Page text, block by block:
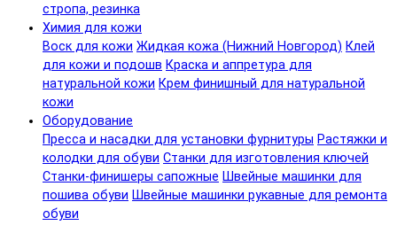
стропа, резинка
Химия для кожи
Воск для кожи Жидкая кожа (Нижний Новгород) Клей
для кожи и подошв Краска и аппретура для
натуральной кожи Крем финишный для натуральной
кожи
Оборудование
Пресса и насадки для установки фурнитуры Растяжки и
колодки для обуви Станки для изготовления ключей
Станки-финишеры сапожные Швейные машинки для
пошива обуви Швейные машинки рукавные для ремонта
обуви